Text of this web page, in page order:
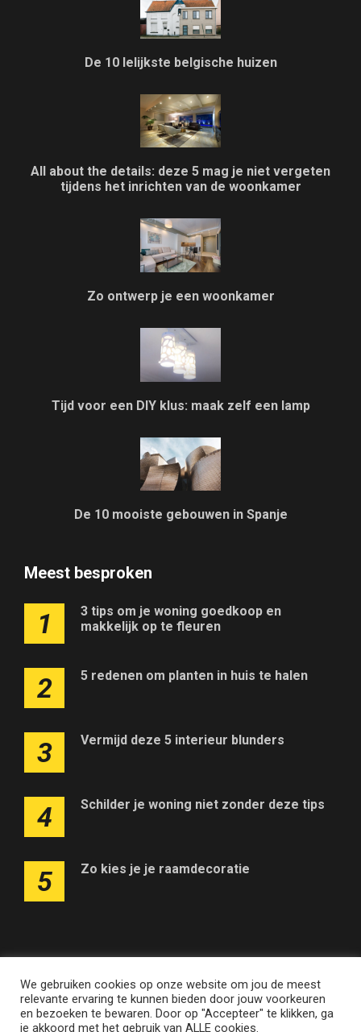
De 10 lelijkste belgische huizen
All about the details: deze 5 mag je niet vergeten
tijdens het inrichten van de woonkamer
Zo ontwerp je een woonkamer
Tijd voor een DIY klus: maak zelf een lamp
De 10 mooiste gebouwen in Spanje
Meest besproken
1
3 tips om je woning goedkoop en
makkelijk op te fleuren
2 5 redenen om planten in huis te halen
3 Vermijd deze 5 interieur blunders
4 Schilder je woning niet zonder deze tips
5 Zo kies je je raamdecoratie
Adverteren op deze website Contact
Disclaimer
Nieuwsbrief
Privacy
We gebruiken cookies op onze website om jou de meest
relevante ervaring te kunnen bieden door jouw voorkeuren
en bezoeken te bewaren. Door op "Accepteer" te klikken, ga
je akkoord met het gebruik van ALLE cookies.